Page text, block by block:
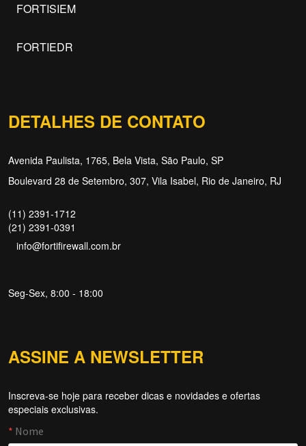
FORTISIEM
FORTIEDR
DETALHES DE CONTATO
Avenida Paulista, 1765, Bela Vista, São Paulo, SP
Boulevard 28 de Setembro, 307, Vila Isabel, Rio de Janeiro, RJ
(11) 2391-1712
(21) 2391-0391
info@fortifirewall.com.br
Seg-Sex, 8:00 - 18:00
ASSINE A NEWSLETTER
Inscreva-se hoje para receber dicas e novidades e ofertas
especiais exclusivas.